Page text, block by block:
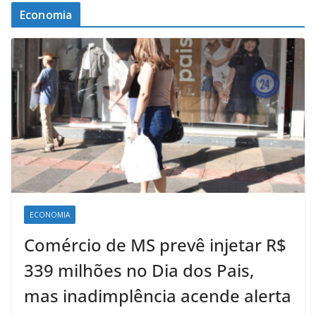
Economia
ECONOMIA
Comércio de MS prevê injetar R$
339 milhões no Dia dos Pais,
mas inadimplência acende alerta